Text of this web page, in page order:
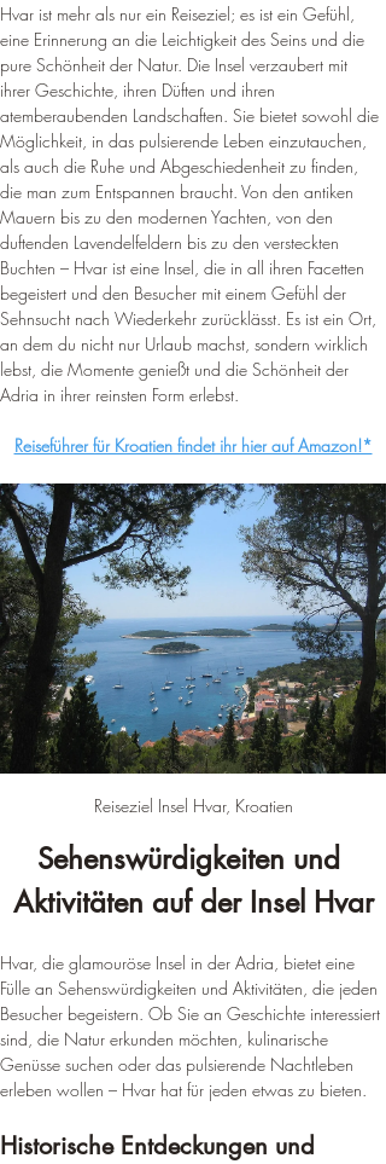
Hvar ist mehr als nur ein Reiseziel; es ist ein Gefühl,
eine Erinnerung an die Leichtigkeit des Seins und die
pure Schönheit der Natur. Die Insel verzaubert mit
ihrer Geschichte, ihren Düften und ihren
atemberaubenden Landschaften. Sie bietet sowohl die
Möglichkeit, in das pulsierende Leben einzutauchen,
als auch die Ruhe und Abgeschiedenheit zu finden,
die man zum Entspannen braucht. Von den antiken
Mauern bis zu den modernen Yachten, von den
duftenden Lavendelfeldern bis zu den versteckten
Buchten – Hvar ist eine Insel, die in all ihren Facetten
begeistert und den Besucher mit einem Gefühl der
Sehnsucht nach Wiederkehr zurücklässt. Es ist ein Ort,
an dem du nicht nur Urlaub machst, sondern wirklich
lebst, die Momente genießt und die Schönheit der
Adria in ihrer reinsten Form erlebst.
Reiseführer für Kroatien findet ihr hier auf Amazon!*
Reiseziel Insel Hvar, Kroatien
Sehenswürdigkeiten und
Aktivitäten auf der Insel Hvar
Hvar, die glamouröse Insel in der Adria, bietet eine
Fülle an Sehenswürdigkeiten und Aktivitäten, die jeden
Besucher begeistern. Ob Sie an Geschichte interessiert
sind, die Natur erkunden möchten, kulinarische
Genüsse suchen oder das pulsierende Nachtleben
erleben wollen – Hvar hat für jeden etwas zu bieten.
Historische Entdeckungen und